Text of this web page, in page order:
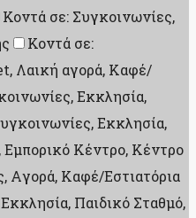
Κοντά σε: Συγκοινωνίες,
Κοντά σε:
Λαική αγορά, Καφέ/
Εκκλησία,
Εκκλησία,
Κέντρο, Κέντρο
Aγορά, Καφέ/Εστιατόρια
Παιδικό Σταθμό,